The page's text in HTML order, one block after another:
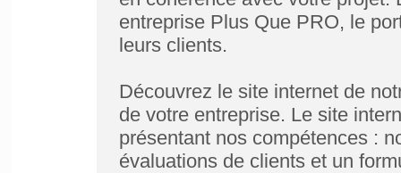
entreprise Plus Que PRO, le
leurs clients.
Découvrez le site internet de
de votre entreprise. Le site
présentant nos compétences :
évaluations de clients et un